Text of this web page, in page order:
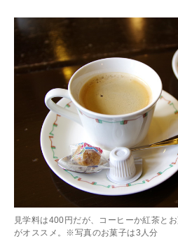
見学料は400円だが、コーヒーか紅茶と
がオススメ。※写真のお菓子は3人分